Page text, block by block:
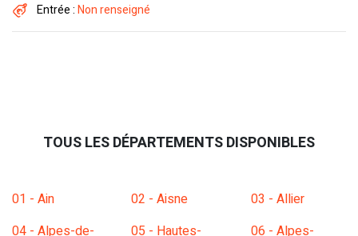
Entrée :Non renseigné
TOUS LES DÉPARTEMENTS DISPONIBLES
01 - Ain 02 - Aisne
03 - Allier
04 - Alpes-de-
05 - Hautes-
06 - Alpes-